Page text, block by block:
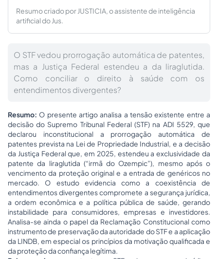
Resumo criado por JUSTICIA, o assistente de inteligência
artificial do Jus.
O STF vedou prorrogação automática de patentes,
mas a Justiça Federal estendeu a da liraglutida.
Como conciliar o direito à saúde com os
entendimentos divergentes?
Resumo: O presente artigo analisa a tensão existente entre a
decisão do Supremo Tribunal Federal (STF) na ADI 5529, que
declarou inconstitucional a prorrogação automática de
patentes prevista na Lei de Propriedade Industrial, e a decisão
da Justiça Federal que, em 2025, estendeu a exclusividade da
patente da liraglutida (“irmã do Ozempic”), mesmo após o
vencimento da proteção original e a entrada de genéricos no
mercado. O estudo evidencia como a coexistência de
entendimentos divergentes compromete a segurança jurídica,
a ordem econômica e a política pública de saúde, gerando
instabilidade para consumidores, empresas e investidores.
Analisa-se ainda o papel da Reclamação Constitucional como
instrumento de preservação da autoridade do STF e a aplicação
da LINDB, em especial os princípios da motivação qualificada e
da proteção da confiança legítima.